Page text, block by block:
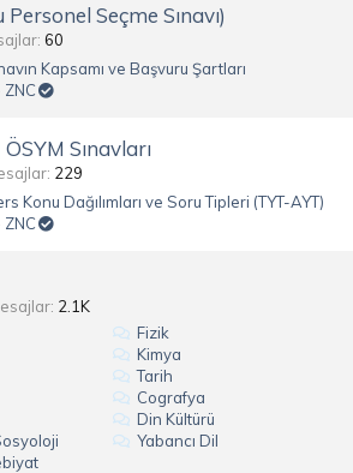
Seçme Sınavı)
60
Kapsamı ve Başvuru Şartları
ZNC
Sınavları
229
Konu Dağılımları ve Soru Tipleri (TYT-AYT)
ZNC
2.1K
Fizik
Kimya
Tarih
Cografya
Din Kültürü
Yabancı Dil